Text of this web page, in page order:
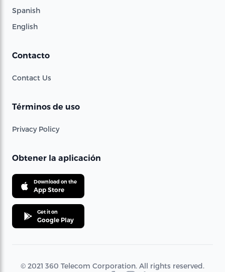
Spanish
English
Contacto
Contact Us
Términos de uso
Privacy Policy
Obtener la aplicación
Download on the
App Store
Get it on
Google Play
© 2021 360 Telecom Corporation. All rights reserved.